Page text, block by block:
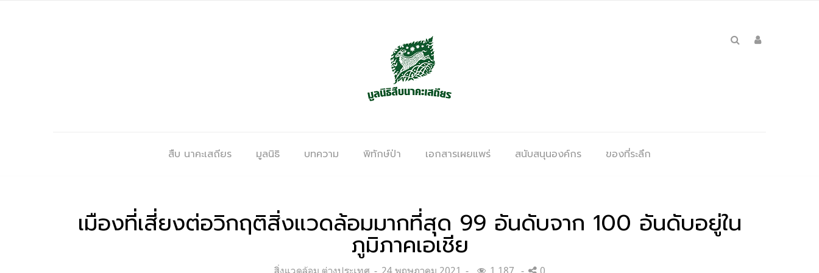
สืบ นาคะเสถียร มูลนิธิ บทความ พิทักษ์ป่า เอกสารเผยแพร่ สนับสนุนองค์กร ของที่ระลึก
เมืองที่เสี่ยงต่อวิกฤติสิ่งแวดล้อมมากที่สุด 99 อันดับจาก 100 อันดับอยู่ใน
ภูมิภาคเอเชีย
Categories:
สิ่งแวดล้อม ต่างประเทศ Posted
24 พฤษภาคม 2021 1,187 0